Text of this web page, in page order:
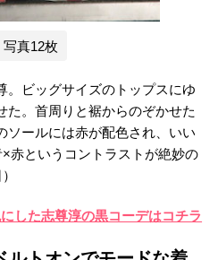
写真12枚
。ビッグサイズのトップスにゆ
た。首周りと裾からのぞかせた
ソールには赤が配色され、いい
赤というコントラストが絶妙の
した志尊淳の黒コーデはコチラ